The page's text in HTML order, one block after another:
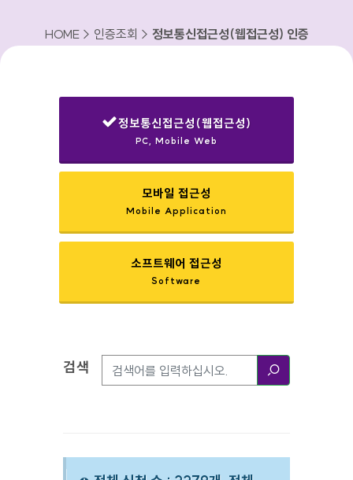
HOME > 인증조회 > 정보통신접근성(웹접근성) 인증
정보통신접근성(웹접근성)
PC, Mobile Web
모바일 접근성
Mobile Application
소프트웨어 접근성
Software
검색옵션
검색